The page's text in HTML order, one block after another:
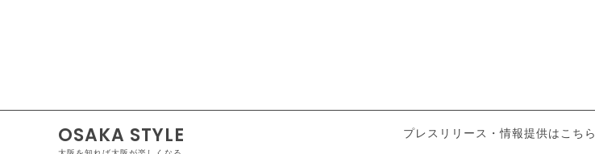
OSAKA STYLE プレスリリース・情報提供はこちら